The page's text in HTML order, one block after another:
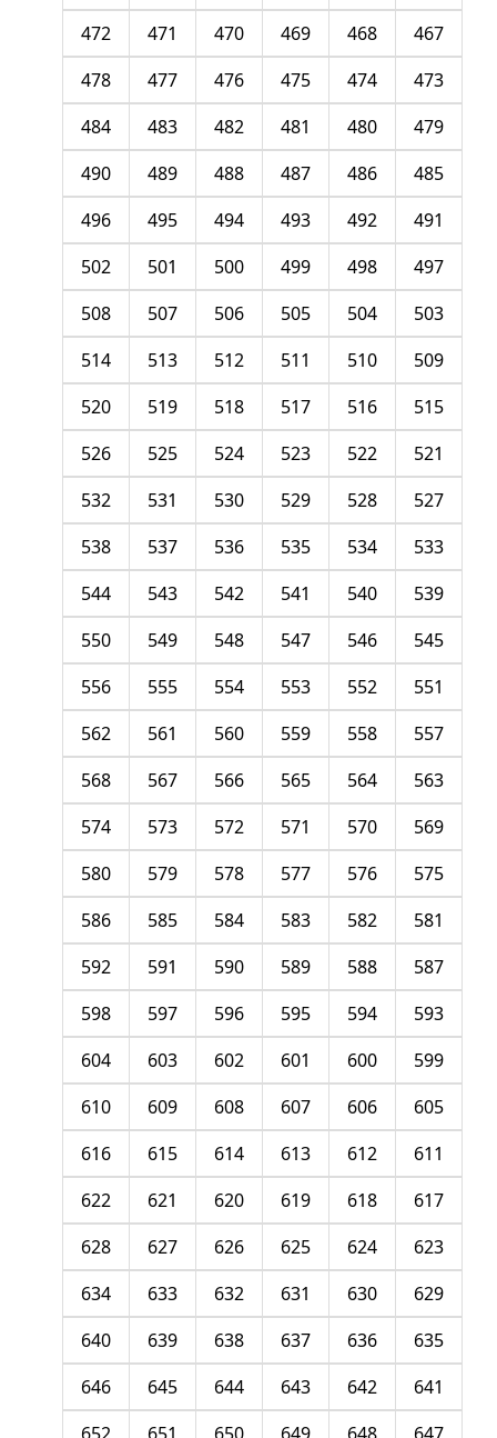
467
468
469
470
471
472
473
474
475
476
477
478
479
480
481
482
483
484
485
486
487
488
489
490
491
492
493
494
495
496
497
498
499
500
501
502
503
504
505
506
507
508
509
510
511
512
513
514
515
516
517
518
519
520
521
522
523
524
525
526
527
528
529
530
531
532
533
534
535
536
537
538
539
540
541
542
543
544
545
546
547
548
549
550
551
552
553
554
555
556
557
558
559
560
561
562
563
564
565
566
567
568
569
570
571
572
573
574
575
576
577
578
579
580
581
582
583
584
585
586
587
588
589
590
591
592
593
594
595
596
597
598
599
600
601
602
603
604
605
606
607
608
609
610
611
612
613
614
615
616
617
618
619
620
621
622
623
624
625
626
627
628
629
630
631
632
633
634
635
636
637
638
639
640
641
642
643
644
645
646